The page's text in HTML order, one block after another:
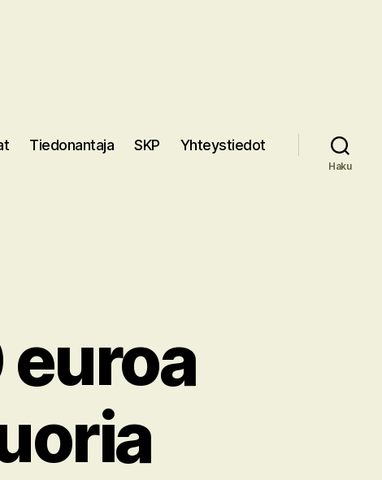
Tiedonantaja SKP Yhteystiedot
Haku